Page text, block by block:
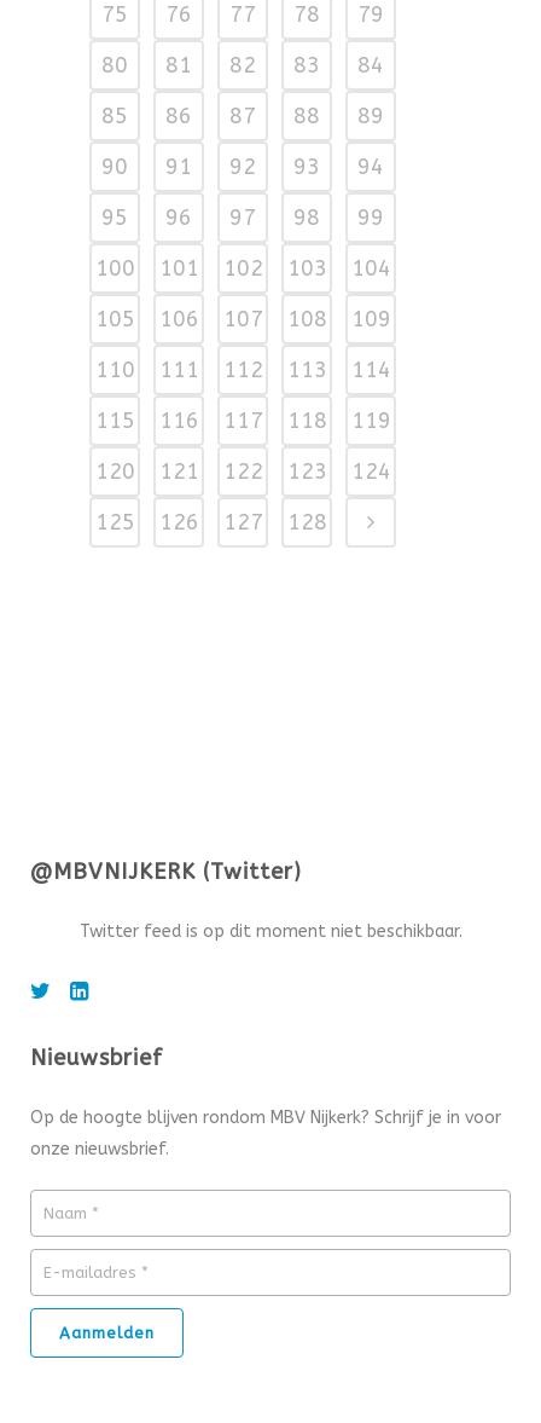
75
76 77 78
79
80
81 82 83
84
85
86 87 88
89
90
91 92 93
94
95
96 97 98
99
100
101 102 103
104
105
106 107 108
109
110
111 112 113
114
115
116 117 118
119
120
121 122 123
124
125
126 127 128
@MBVNIJKERK (Twitter)
Twitter feed is op dit moment niet beschikbaar.
Nieuwsbrief
Op de hoogte blijven rondom MBV Nijkerk? Schrijf je in voor
onze nieuwsbrief.